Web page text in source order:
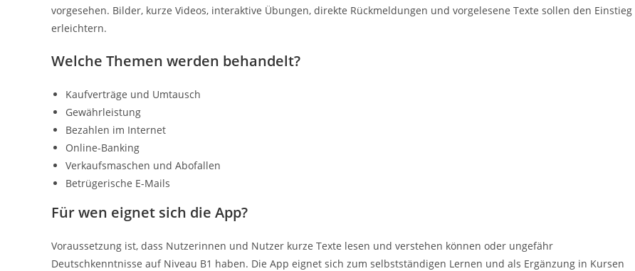
vorgesehen. Bilder, kurze Videos, interaktive Übungen, direkte Rückmeldungen und vorgelesene Texte sollen den Einstieg
erleichtern.
Welche Themen werden behandelt?
Kaufverträge und Umtausch
Gewährleistung
Bezahlen im Internet
Online-Banking
Verkaufsmaschen und Abofallen
Betrügerische E-Mails
Für wen eignet sich die App?
Voraussetzung ist, dass Nutzerinnen und Nutzer kurze Texte lesen und verstehen können oder ungefähr
Deutschkenntnisse auf Niveau B1 haben. Die App eignet sich zum selbstständigen Lernen und als Ergänzung in Kursen